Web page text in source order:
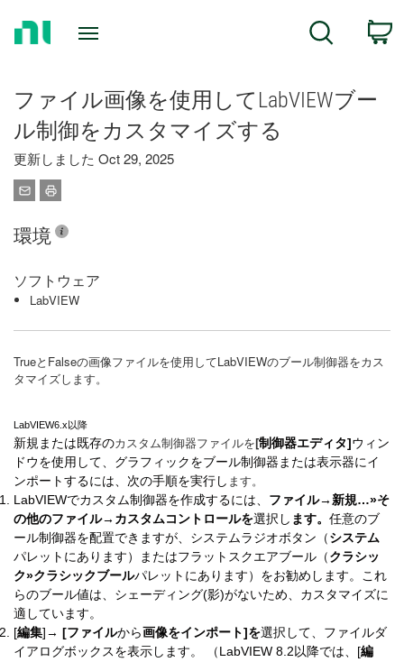
Search
ファイル画像を使用してLabVIEWブー
ル制御をカスタマイズする
更新しました Oct 29, 2025
環境
ソフトウェア
LabVIEW
TrueとFalseの画像ファイルを使用してLabVIEWのブール制御器をカス
タマイズします。
LabVIEW6.x以降
新規または既存のカスタム制御器ファイルを[制御器エディタ]ウィン
ドウを使用して、グラフィックをブール制御器または表示器にイ
ンポートするには、次の手順を実行し ます。
LabVIEWでカスタム制御器を作成するには、 ファイル→新規…»そ
の他のファイル→カスタムコントロールを選択し ます。 任意のブ
ール制御器を配置できますが、システムラジオボタン（システム
パレットにあります）またはフラットスクエアブール（クラシッ
ク»クラシックブールパレットにあります）をお勧めします。これ
らのブール値は、シェーディング(影)がないため、カスタマイズに
適しています。
[編集]→ [ファイルから画像をインポート]を選択 して、ファイルダ
イアログボックスを表示します。
（LabVIEW 8.2以降では、[編